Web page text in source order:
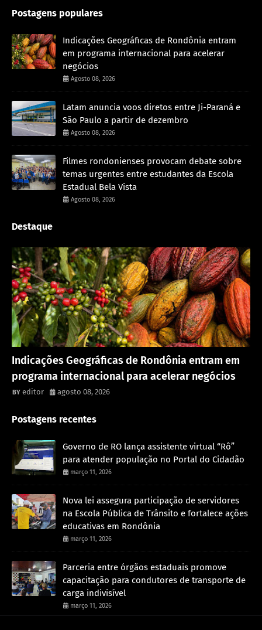
Postagens populares
Indicações Geográficas de Rondônia entram
em programa internacional para acelerar
negócios
Agosto 08, 2026
Latam anuncia voos diretos entre Ji-Paraná e
São Paulo a partir de dezembro
Agosto 08, 2026
Filmes rondonienses provocam debate sobre
temas urgentes entre estudantes da Escola
Estadual Bela Vista
Agosto 08, 2026
Destaque
Indicações Geográficas de Rondônia entram em
programa internacional para acelerar negócios
editor agosto 08, 2026
Postagens recentes
Governo de RO lança assistente virtual “Rô”
para atender população no Portal do Cidadão
março 11, 2026
Nova lei assegura participação de servidores
na Escola Pública de Trânsito e fortalece ações
educativas em Rondônia
março 11, 2026
Parceria entre órgãos estaduais promove
capacitação para condutores de transporte de
carga indivisível
março 11, 2026